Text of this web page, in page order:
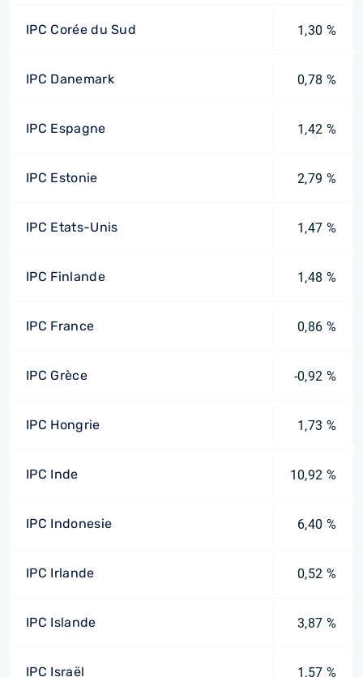
IPC Corée du Sud 1,30 %
IPC Danemark 0,78 %
IPC Espagne 1,42 %
IPC Estonie 2,79 %
IPC Etats-Unis 1,47 %
IPC Finlande 1,48 %
IPC France 0,86 %
IPC Grèce -0,92 %
IPC Hongrie 1,73 %
IPC Inde 10,92 %
IPC Indonesie 6,40 %
IPC Irlande 0,52 %
IPC Islande 3,87 %
IPC Israël 1,57 %